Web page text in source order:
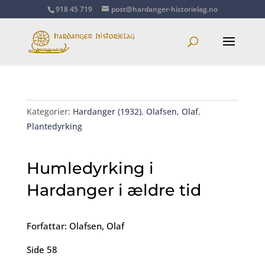
918 45 719 post@hardanger-historielag.no
Kategorier: Hardanger (1932), Olafsen, Olaf,
Plantedyrking
Humledyrking i
Hardanger i ældre tid
Forfattar: Olafsen, Olaf
Side 58